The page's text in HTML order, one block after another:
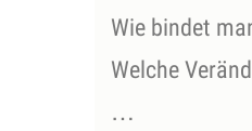
Wie bindet
Welche
…